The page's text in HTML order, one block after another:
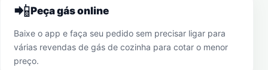
📲Peça gás online
Baixe o app e faça seu pedido sem precisar ligar para
várias revendas de gás de cozinha para cotar o menor
preço.